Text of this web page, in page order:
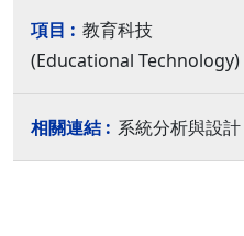
教育科技
(Educational Technology)
系統分析與設計